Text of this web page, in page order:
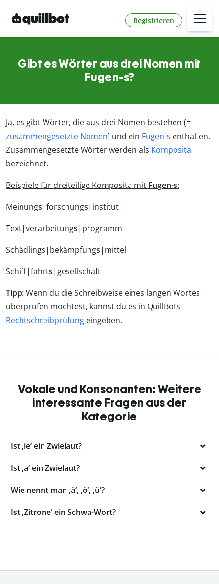
Registrieren
Gibt es Wörter aus drei Nomen mit
Fugen-s?
Ja, es gibt Wörter, die aus drei Nomen bestehen (=
zusammengesetzte Nomen) und ein Fugen-s enthalten.
Zusammengesetzte Wörter werden als Komposita
bezeichnet.
Beispiele für dreiteilige Komposita mit Fugen-s:
Meinungs|forschungs|institut
Text|verarbeitungs|programm
Schädlings|bekämpfungs|mittel
Schiff|fahrts|gesellschaft
Tipp:Wenn du die Schreibweise eines langen Wortes
überprüfen möchtest, kannst du es in QuillBots
Rechtschreibprüfung eingeben.
Vokale und Konsonanten: Weitere
interessante Fragen aus der
Kategorie
Ist ‚ie‘ ein Zwielaut?
Ist ‚a‘ ein Zwielaut?
Wie nennt man ‚ä‘, ‚ö‘, ‚ü‘?
Ist ‚Zitrone‘ ein Schwa-Wort?